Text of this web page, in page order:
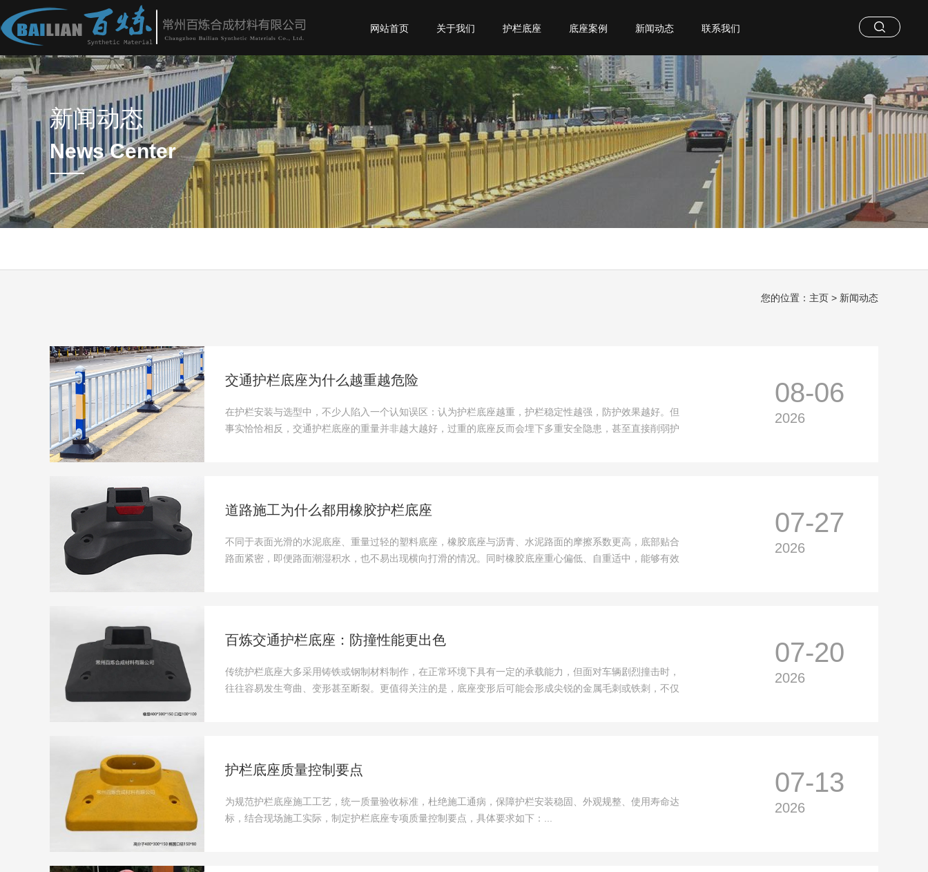
网站首页 关于我们 护栏底座 底座案例 新闻动态 联系我们
新闻动态
News Center
您的位置： 主页 > 新闻动态
08-06
2026
交通护栏底座为什么越重越危险
在护栏安装与选型中，不少人陷入一个认知误区：认为护栏底座越重，护栏稳定性越强，防护效果越好。但
事实恰恰相反，交通护栏底座的重量并非越大越好，过重的底座反而会埋下多重安全隐患，甚至直接削弱护
07-27
2026
道路施工为什么都用橡胶护栏底座
不同于表面光滑的水泥底座、重量过轻的塑料底座，橡胶底座与沥青、水泥路面的摩擦系数更高，底部贴合
路面紧密，即便路面潮湿积水，也不易出现横向打滑的情况。同时橡胶底座重心偏低、自重适中，能够有效
07-20
2026
百炼交通护栏底座：防撞性能更出色
传统护栏底座大多采用铸铁或钢制材料制作，在正常环境下具有一定的承载能力，但面对车辆剧烈撞击时，
往往容易发生弯曲、变形甚至断裂。更值得关注的是，底座变形后可能会形成尖锐的金属毛刺或铁刺，不仅
07-13
2026
护栏底座质量控制要点
为规范护栏底座施工工艺，统一质量验收标准，杜绝施工通病，保障护栏安装稳固、外观规整、使用寿命达
标，结合现场施工实际，制定护栏底座专项质量控制要点，具体要求如下：...